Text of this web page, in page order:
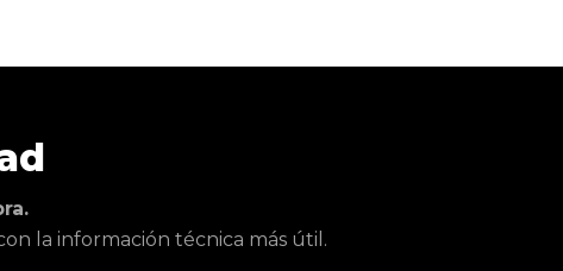
la información técnica más útil.